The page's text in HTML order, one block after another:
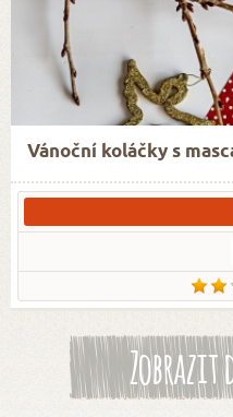
Vánoční koláčky s
Zobrazit